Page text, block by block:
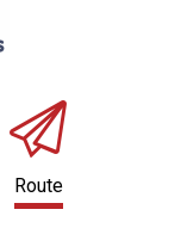
Route